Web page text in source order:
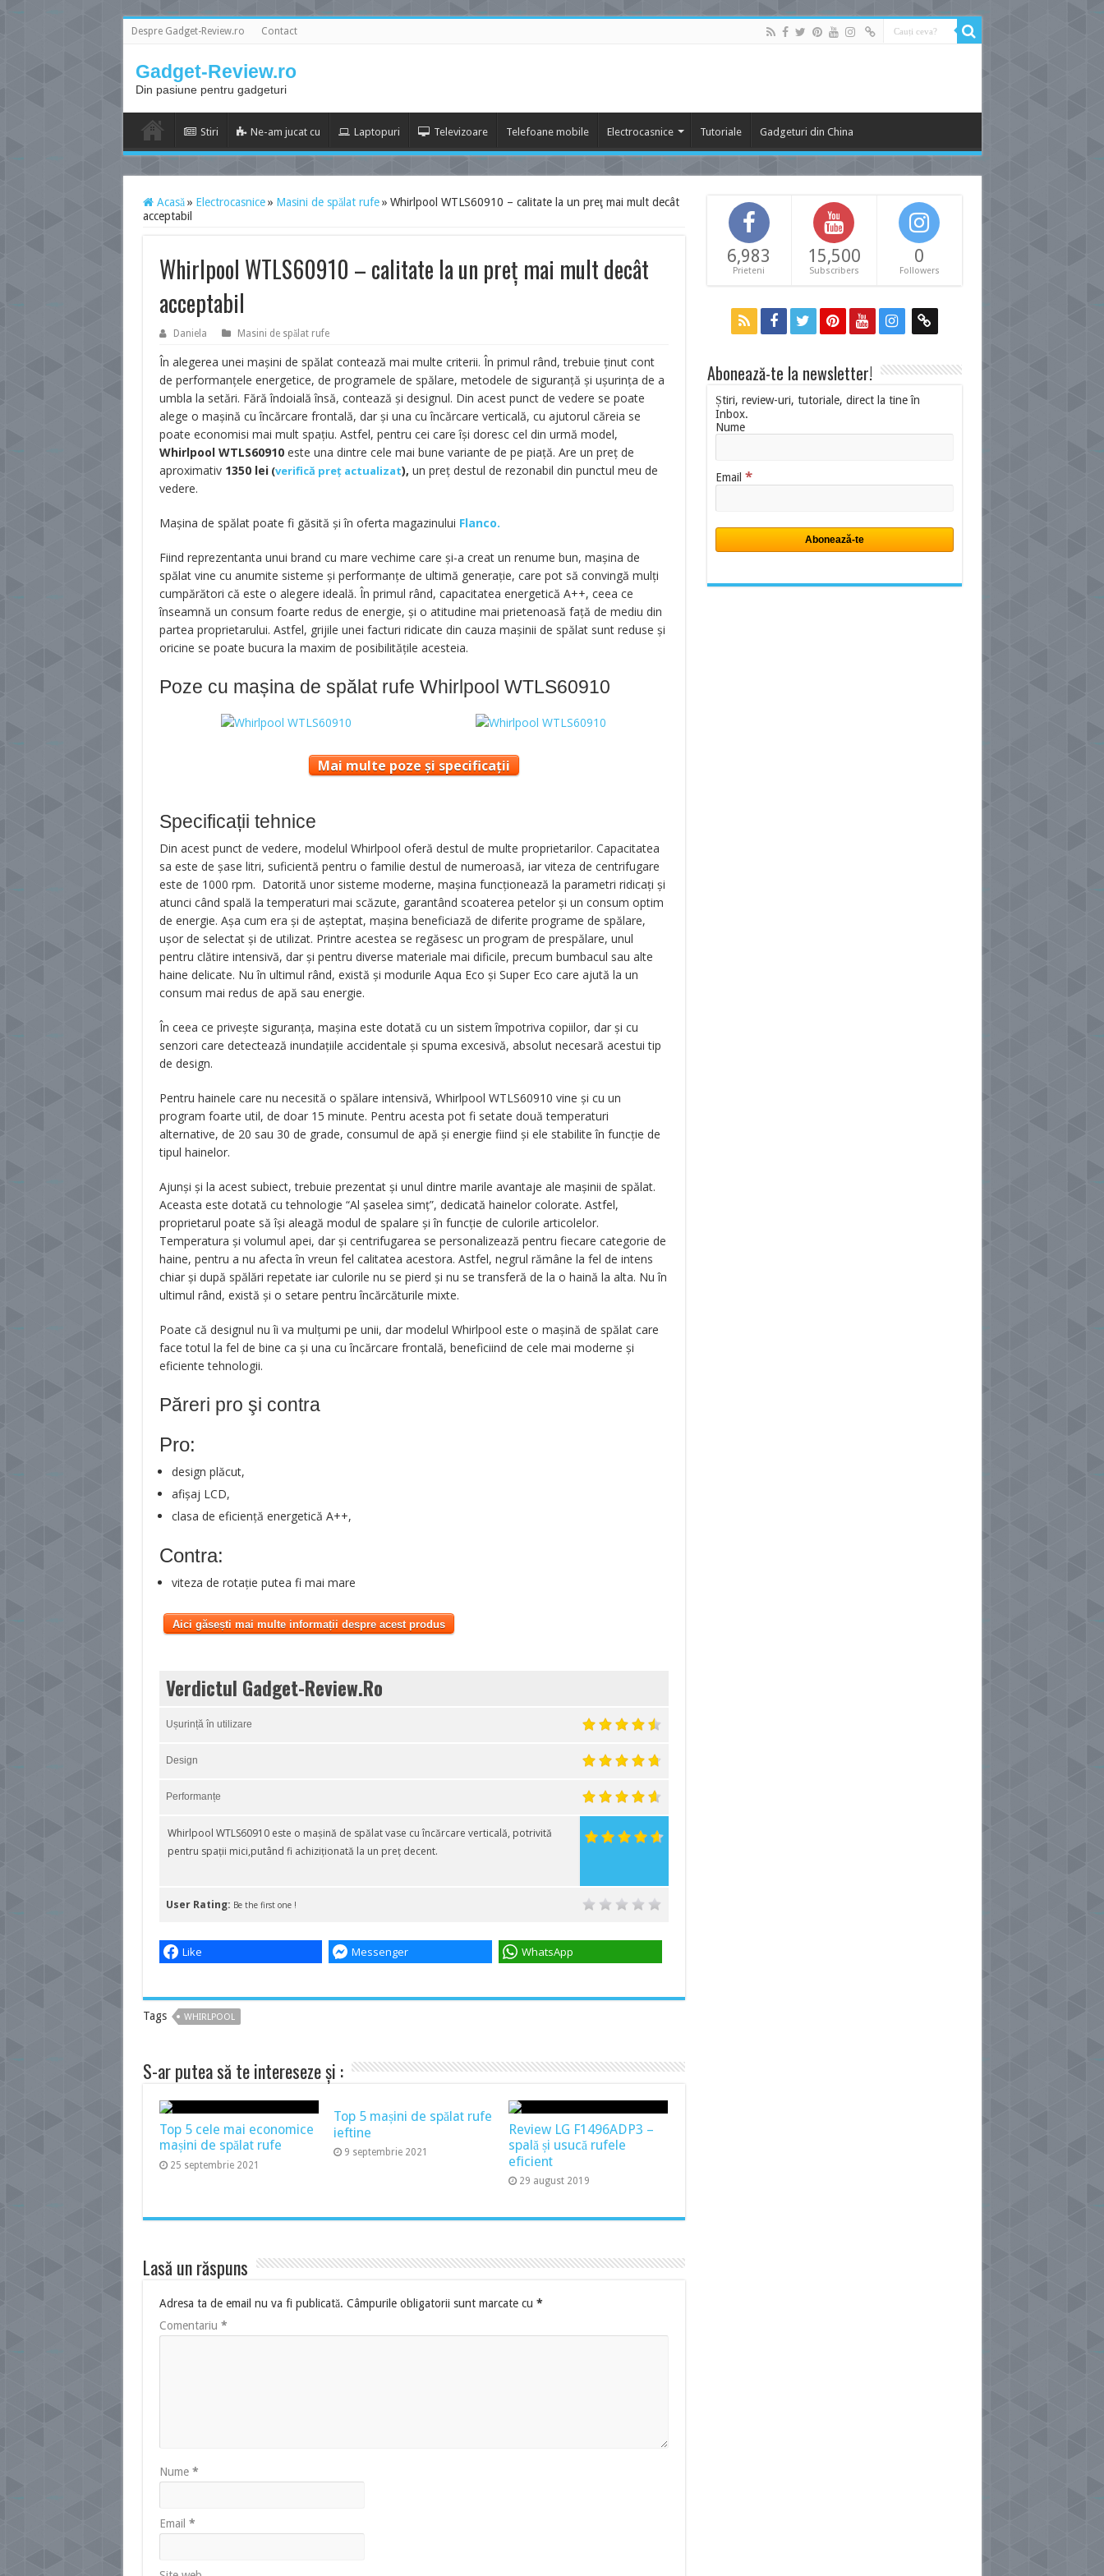
Despre Gadget-Review.ro Contact
Gadget-Review.ro
Din pasiune pentru gadgeturi
Stiri Ne-am jucat cu Laptopuri Televizoare Telefoane mobile Electrocasnice Tutoriale Gadgeturi din China
Acasă » Electrocasnice » Masini de spălat rufe » Whirlpool WTLS60910 – calitate la un preţ mai mult decât
acceptabil
Whirlpool WTLS60910 – calitate la un preţ mai mult decât
acceptabil
Daniela Masini de spălat rufe
În alegerea unei maşini de spălat contează mai multe criterii. În primul rând, trebuie ţinut cont
de performanţele energetice, de programele de spălare, metodele de siguranţă şi uşurinţa de a
umbla la setări. Fără îndoială însă, contează şi designul. Din acest punct de vedere se poate
alege o maşină cu încărcare frontală, dar şi una cu încărcare verticală, cu ajutorul căreia se
poate economisi mai mult spaţiu. Astfel, pentru cei care îşi doresc cel din urmă model,
Whirlpool WTLS60910este una dintre cele mai bune variante de pe piaţă. Are un preț de
aproximativ 1350 lei(verifică preț actualizat), un preț destul de rezonabil din punctul meu de
vedere.
Mașina de spălat poate fi găsită și în oferta magazinului Flanco.
Fiind reprezentanta unui brand cu mare vechime care şi-a creat un renume bun, maşina de
spălat vine cu anumite sisteme şi performanţe de ultimă generaţie, care pot să convingă mulţi
cumpărători că este o alegere ideală. În primul rând, capacitatea energetică A++, ceea ce
înseamnă un consum foarte redus de energie, şi o atitudine mai prietenoasă faţă de mediu din
partea proprietarului. Astfel, grijile unei facturi ridicate din cauza maşinii de spălat sunt reduse şi
oricine se poate bucura la maxim de posibilităţile acesteia.
Poze cu mașina de spălat rufe Whirlpool WTLS60910
Mai multe poze și specificații
Specificații tehnice
Din acest punct de vedere, modelul Whirlpool oferă destul de multe proprietarilor. Capacitatea
sa este de şase litri, suficientă pentru o familie destul de numeroasă, iar viteza de centrifugare
este de 1000 rpm. Datorită unor sisteme moderne, maşina funcţionează la parametri ridicaţi şi
atunci când spală la temperaturi mai scăzute, garantând scoaterea petelor şi un consum optim
de energie. Aşa cum era şi de aşteptat, maşina beneficiază de diferite programe de spălare,
uşor de selectat şi de utilizat. Printre acestea se regăsesc un program de prespălare, unul
pentru clătire intensivă, dar şi pentru diverse materiale mai dificile, precum bumbacul sau alte
haine delicate. Nu în ultimul rând, există şi modurile Aqua Eco şi Super Eco care ajută la un
consum mai redus de apă sau energie.
În ceea ce priveşte siguranţa, maşina este dotată cu un sistem împotriva copiilor, dar şi cu
senzori care detectează inundaţiile accidentale şi spuma excesivă, absolut necesară acestui tip
de design.
Pentru hainele care nu necesită o spălare intensivă, Whirlpool WTLS60910 vine şi cu un
program foarte util, de doar 15 minute. Pentru acesta pot fi setate două temperaturi
alternative, de 20 sau 30 de grade, consumul de apă şi energie fiind şi ele stabilite în funcţie de
tipul hainelor.
Ajunşi şi la acest subiect, trebuie prezentat şi unul dintre marile avantaje ale maşinii de spălat.
Aceasta este dotată cu tehnologie “Al şaselea simţ”, dedicată hainelor colorate. Astfel,
proprietarul poate să îşi aleagă modul de spalare şi în funcţie de culorile articolelor.
Temperatura şi volumul apei, dar şi centrifugarea se personalizează pentru fiecare categorie de
haine, pentru a nu afecta în vreun fel calitatea acestora. Astfel, negrul rămâne la fel de intens
chiar şi după spălări repetate iar culorile nu se pierd şi nu se transferă de la o haină la alta. Nu în
ultimul rând, există şi o setare pentru încărcăturile mixte.
Poate că designul nu îi va mulţumi pe unii, dar modelul Whirlpool este o maşină de spălat care
face totul la fel de bine ca şi una cu încărcare frontală, beneficiind de cele mai moderne şi
eficiente tehnologii.
Păreri pro şi contra
Pro:
design plăcut,
afișaj LCD,
clasa de eficiență energetică A++,
Contra:
viteza de rotație putea fi mai mare
Aici găsești mai multe informații despre acest produs
Verdictul Gadget-Review.Ro
Ușurință în utilizare
Design
Performanțe
Whirlpool WTLS60910 este o mașină de spălat vase cu încărcare verticală, potrivită
pentru spații mici,putând fi achiziționată la un preț decent.
User Rating: Be the first one !
Like Messenger WhatsApp
Tags WHIRLPOOL
S-ar putea să te intereseze și :
Top 5 cele mai economice
mașini de spălat rufe
25 septembrie 2021
Top 5 mașini de spălat rufe
ieftine
9 septembrie 2021
Review LG F1496ADP3 –
spală și usucă rufele
eficient
29 august 2019
Lasă un răspuns
Adresa ta de email nu va fi publicată. Câmpurile obligatorii sunt marcate cu *
Comentariu *
Nume *
Email *
6,983
Prieteni
15,500
Subscribers
0
Followers
Abonează-te la newsletter!
Știri, review-uri, tutoriale, direct la tine în
Inbox.
Nume
Email *